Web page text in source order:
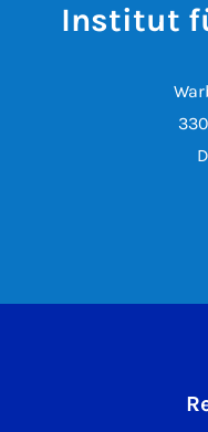
Institut